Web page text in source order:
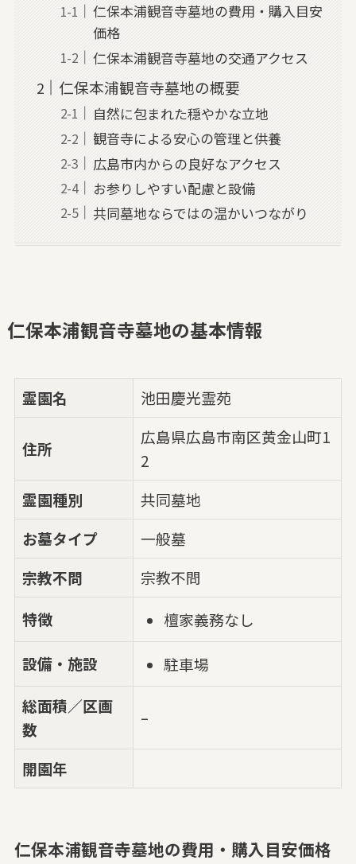
仁保本浦観音寺墓地の費用・購入目安
価格
仁保本浦観音寺墓地の交通アクセス
仁保本浦観音寺墓地の概要
自然に包まれた穏やかな立地
観音寺による安心の管理と供養
広島市内からの良好なアクセス
お参りしやすい配慮と設備
共同墓地ならではの温かいつながり
仁保本浦観音寺墓地の基本情報
霊園名 池田慶光霊苑
住所
広島県広島市南区黄金山町1
2
霊園種別
共同墓地
お墓タイプ
一般墓
宗教不問
宗教不問
特徴
檀家義務なし
設備・施設
駐車場
総面積／区画
数
–
開園年
仁保本浦観音寺墓地の費用・購入目安価格